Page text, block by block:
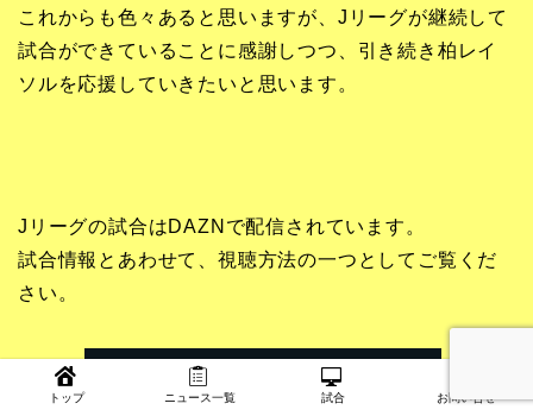
これからも色々あると思いますが、Jリーグが継続して
試合ができていることに感謝しつつ、引き続き柏レイ
ソルを応援していきたいと思います。
Jリーグの試合はDAZNで配信されています。
試合情報とあわせて、視聴方法の一つとしてご覧くだ
さい。
トップ ニュース一覧 試合 お問い合せ